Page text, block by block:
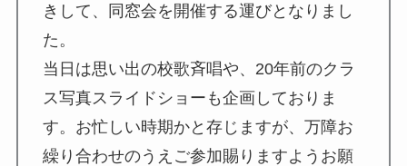
きして、同窓会を開催する運びとなりまし
た。
当日は思い出の校歌斉唱や、20年前のクラ
ス写真スライドショーも企画しておりま
す。お忙しい時期かと存じますが、万障お
繰り合わせのうえご参加賜りますようお願